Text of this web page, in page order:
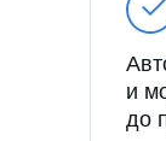
и
до